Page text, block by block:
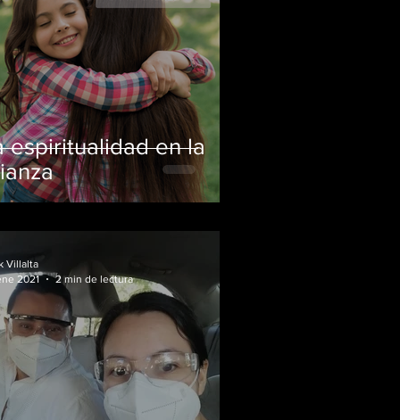
espiritualidad en la
Villalta
2021
2 min de lectura